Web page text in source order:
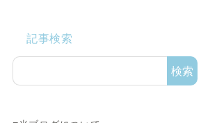
記事検索
検索